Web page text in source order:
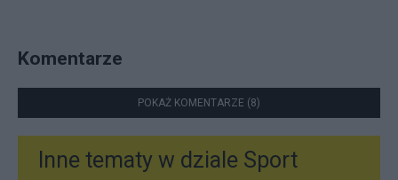
Komentarze
POKAŻ KOMENTARZE (8)
Inne tematy w dziale Sport